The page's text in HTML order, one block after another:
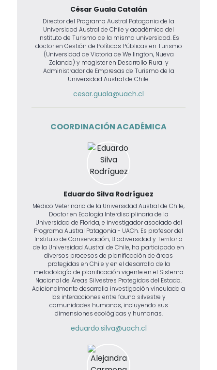
César Guala Catalán
Director del Programa Austral Patagonia de la
Universidad Austral de Chile y académico del
Instituto de Turismo de la misma universidad. Es
doctor en Gestión de Políticas Públicas en Turismo
(Universidad de Victoria de Wellington, Nueva
Zelanda) y magister en Desarrollo Rural y
Administrador de Empresas de Turismo de la
Universidad Austral de Chile.
cesar.guala@uach.cl
COORDINACIÓN ACADÉMICA
Eduardo Silva Rodríguez
Médico Veterinario de la Universidad Austral de Chile,
Doctor en Ecología Interdisciplinaria de la
Universidad de Florida, e investigador asociado del
Programa Austral Patagonia - UACh. Es profesor del
Instituto de Conservación, Biodiversidad y Territorio
de la Universidad Austral de Chile, ha participado en
diversos procesos de planificación de áreas
protegidas en Chile y en el desarrollo de la
metodología de planificación vigente en el Sistema
Nacional de Áreas Silvestres Protegidas del Estado.
Adicionalmente desarrolla investigación vinculada a
las interacciones entre fauna silvestre y
comunidades humanas, incluyendo sus
dimensiones ecológicas y humanas.
eduardo.silva@uach.cl